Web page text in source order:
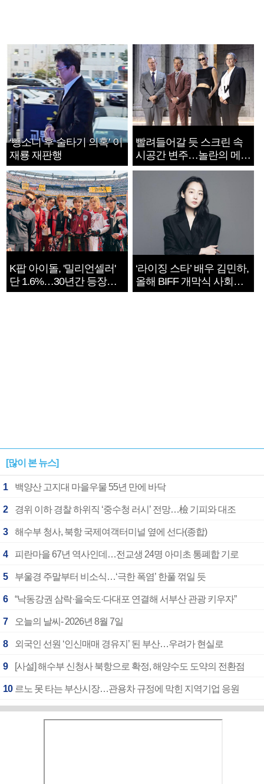
‘뺑소니 후 술타기 의혹’ 이
재룡 재판행
빨려들어갈 듯 스크린 속
시공간 변주…놀란의 메시
지는 ‘전쟁 속죄’
K팝 아이돌, '밀리언셀러'
단 1.6%…30년간 등장
1182개팀 전수조사
‘라이징 스타’ 배우 김민하,
올해 BIFF 개막식 사회자
확정
[많이 본 뉴스]
1 백양산 고지대 마을우물 55년 만에 바닥
2 경위 이하 경찰 하위직 ‘중수청 러시’ 전망…檢 기피와 대조
3 해수부 청사, 북항 국제여객터미널 옆에 선다(종합)
4 피란마을 67년 역사인데…전교생 24명 아미초 통폐합 기로
5 부울경 주말부터 비소식…‘극한 폭염’ 한풀 꺾일 듯
6 “낙동강권 삼락·을숙도·다대포 연결해 서부산 관광 키우자”
7 오늘의 날씨- 2026년 8월 7일
8 외국인 선원 ‘인신매매 경유지’ 된 부산…우려가 현실로
9 [사설] 해수부 신청사 북항으로 확정, 해양수도 도약의 전환점
10 르노 못 타는 부산시장…관용차 규정에 막힌 지역기업 응원